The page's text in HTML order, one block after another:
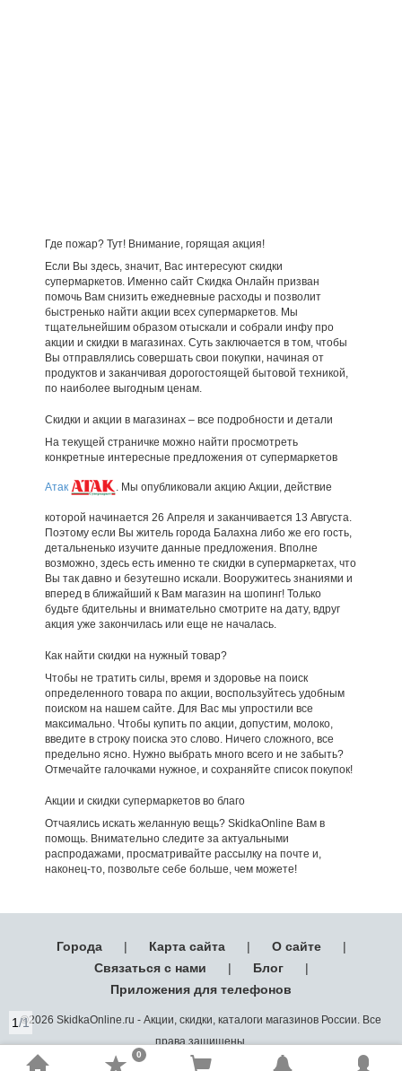
1/1
Где пожар? Тут! Внимание, горящая акция!
Если Вы здесь, значит, Вас интересуют скидки
супермаркетов. Именно сайт Скидка Онлайн призван
помочь Вам снизить ежедневные расходы и позволит
быстренько найти акции всех супермаркетов. Мы
тщательнейшим образом отыскали и собрали инфу про
акции и скидки в магазинах. Суть заключается в том, чтобы
Вы отправлялись совершать свои покупки, начиная от
продуктов и заканчивая дорогостоящей бытовой техникой,
по наиболее выгодным ценам.
Скидки и акции в магазинах – все подробности и детали
На текущей страничке можно найти просмотреть
конкретные интересные предложения от супермаркетов
Атак . Мы опубликовали акцию Акции, действие
которой начинается 26 Апреля и заканчивается 13 Августа.
Поэтому если Вы житель города Балахна либо же его гость,
детальненько изучите данные предложения. Вполне
возможно, здесь есть именно те скидки в супермаркетах, что
Вы так давно и безутешно искали. Вооружитесь знаниями и
вперед в ближайший к Вам магазин на шопинг! Только
будьте бдительны и внимательно смотрите на дату, вдруг
акция уже закончилась или еще не началась.
Как найти скидки на нужный товар?
Чтобы не тратить силы, время и здоровье на поиск
определенного товара по акции, воспользуйтесь удобным
поиском на нашем сайте. Для Вас мы упростили все
максимально. Чтобы купить по акции, допустим, молоко,
введите в строку поиска это слово. Ничего сложного, все
предельно ясно. Нужно выбрать много всего и не забыть?
Отмечайте галочками нужное, и сохраняйте список покупок!
Акции и скидки супермаркетов во благо
Отчаялись искать желанную вещь? SkidkaOnline Вам в
помощь. Внимательно следите за актуальными
распродажами, просматривайте рассылку на почте и,
наконец-то, позвольте себе больше, чем можете!
Города | Карта сайта | О сайте
|
Связаться с нами
| Блог
|
Приложения для телефонов
©2026 SkidkaOnline.ru - Акции, скидки, каталоги магазинов России. Все
права защищены.
0